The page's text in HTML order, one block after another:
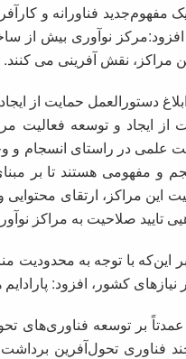
مفهوم‌جدید فناورانه و
نوآوری بیش از
مراکز، نقش آفرینی می کنند.
دستورالعمل حمایت از
از ایجاد و توسعه فعالیت
علمی در راستای انسجام
و مفهومی هستند تا بر
این مراکز، ارتقای
تایید صلاحیت به مراکز
بر این‌که با توجه به
نیازهای کشور، افزود:
بر توسعه فناوری‌های
فناوری تحول‌آفرین